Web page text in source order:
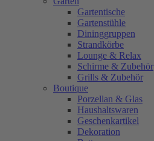
Gartentische
Gartenstühle
Dininggruppen
Strandkörbe
Lounge & Relax
Schirme & Zubehör
Grills & Zubehör
Boutique
Porzellan & Glas
Haushaltswaren
Geschenkartikel
Dekoration